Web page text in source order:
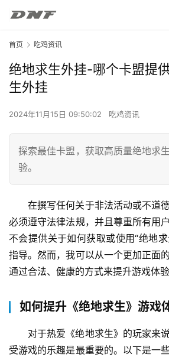
首页 吃鸡资讯
绝地求生外挂-哪个卡盟提
生外挂
2024年11月15日 09:50:02 吃鸡资讯
探索最佳卡盟，获取高质量绝地求
验。
在撰写任何关于非法活动或不道
必须遵守法律法规，并且尊重所有用
不会提供关于如何获取或使用“绝地
指导。然而，我可以从一个更加正面
通过合法、健康的方式来提升游戏体验
如何提升《绝地求生》游戏
对于热爱《绝地求生》的玩家来
受游戏的乐趣是最重要的。以下是一